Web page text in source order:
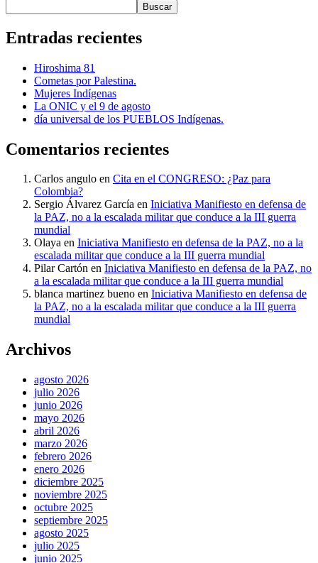
Buscar
Entradas recientes
Hiroshima 81
Cometas por Palestina.
Mujeres Indígenas
La ONIC y el 9 de agosto
día universal de los PUEBLOS Indígenas.
Comentarios recientes
Carlos angulo en Cita en el CONGRESO: ¿Paz para
Colombia?
Sergio Álvarez García en Iniciativa Manifiesto en defensa de
la PAZ, no a la escalada militar que conduce a la III guerra
mundial
Olaya en Iniciativa Manifiesto en defensa de la PAZ, no a la
escalada militar que conduce a la III guerra mundial
Pilar Cartón en Iniciativa Manifiesto en defensa de la PAZ, no
a la escalada militar que conduce a la III guerra mundial
blanca martinez bueno en Iniciativa Manifiesto en defensa de
la PAZ, no a la escalada militar que conduce a la III guerra
mundial
Archivos
agosto 2026
julio 2026
junio 2026
mayo 2026
abril 2026
marzo 2026
febrero 2026
enero 2026
diciembre 2025
noviembre 2025
octubre 2025
septiembre 2025
agosto 2025
julio 2025
junio 2025